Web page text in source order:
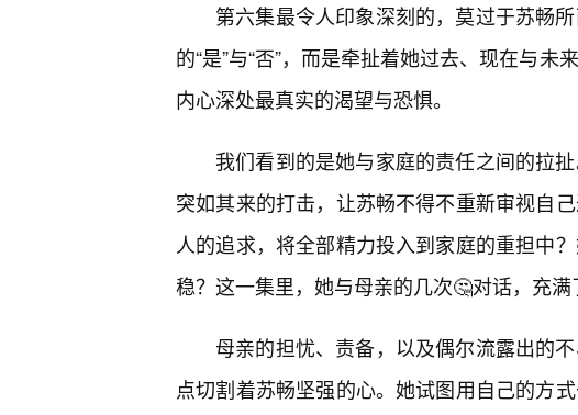
第六集最令人印象深刻的，莫过于苏畅
的“是”与“否”，而是牵扯着她过去、现在与
内心深处最真实的渴望与恐惧。
我们看到的是她与家庭的责任之间的拉
突如其来的打击，让苏畅不得不重新审视自
人的追求，将全部精力投入到家庭的重担中
稳？这一集里，她与母亲的几次🤔对话，充满
母亲的担忧、责备，以及偶尔流露出的
点切割着苏畅坚强的心。她试图用自己的方